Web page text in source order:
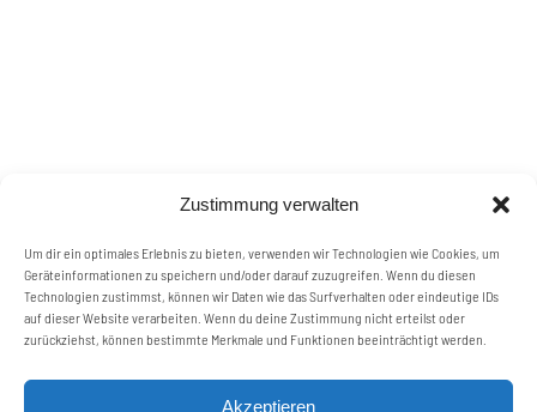
Zustimmung verwalten
Um dir ein optimales Erlebnis zu bieten, verwenden wir Technologien wie Cookies, um
Geräteinformationen zu speichern und/oder darauf zuzugreifen. Wenn du diesen
Technologien zustimmst, können wir Daten wie das Surfverhalten oder eindeutige IDs
auf dieser Website verarbeiten. Wenn du deine Zustimmung nicht erteilst oder
zurückziehst, können bestimmte Merkmale und Funktionen beeinträchtigt werden.
Akzeptieren